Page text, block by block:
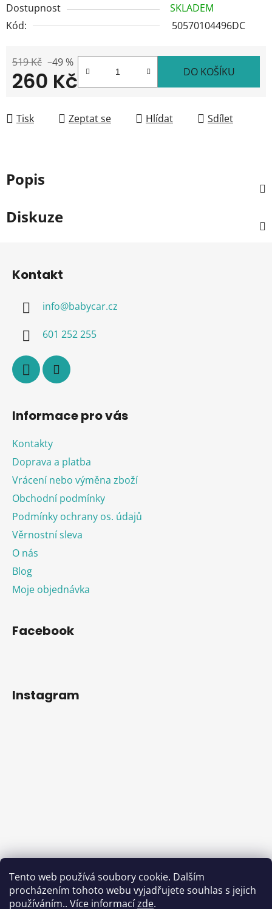
Tento web používá soubory cookie. Dalším
procházením tohoto webu vyjadřujete souhlas s jejich
používáním.. Více informacízde.
Dostupnost
SKLADEM
Kód:
50570104496DC
519 Kč –49 %
260 Kč DO KOŠÍKU
Tisk Zeptat se Hlídat Sdílet
Popis
Diskuze
Kontakt
info@babycar.cz
601 252 255
Informace pro vás
Kontakty
Doprava a platba
Vrácení nebo výměna zboží
Obchodní podmínky
Podmínky ochrany os. údajů
Věrnostní sleva
O nás
Blog
Moje objednávka
Facebook
Instagram